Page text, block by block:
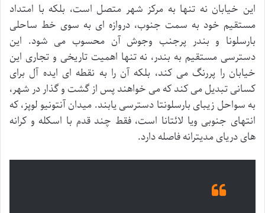
این خیابان نه تنها به مرکز شهر متصل است، بلکه با امتداد
مستقیم خود به سمت جنوب، دروازه ای به سوی خط ساحلی
بارسلونا و بندر پرجنب وجوش آن محسوب می شود. این
دسترسی مستقیم به بندر، نه تنها اهمیت تاریخی و تجاری این
خیابان را پررنگ می کند، بلکه آن را به نقطه ای ایده آل برای
کسانی تبدیل می کند که می خواهند پس از گشت و گذار در شهر،
به سواحل زیبای بارسلونتا دسترسی یابند. میدان آنتونیو لوپز، که
انتهای جنوبی ویا لائتانا است، فقط چند قدم با اسکله و کرانه
های دریای مدیترانه فاصله دارد.